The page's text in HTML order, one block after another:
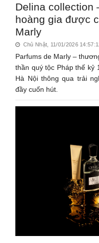
Delina collection
hoàng gia được
Marly
Chủ Nhật, 11/01/2026
Parfums de Marly –
thần quý tộc Pháp thế kỷ
Hà Nội thông qua trải
đầy cuốn hút.